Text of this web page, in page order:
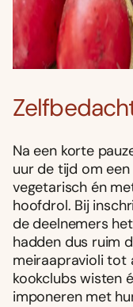
Na een korte
uur de tijd om
vegetarisch én
hoofdrol. Bij
de deelnemers
hadden dus ruim
meiraapravioli tot
kookclubs wisten
imponeren met